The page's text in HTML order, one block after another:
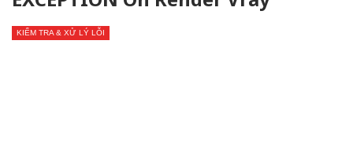
KIỂM TRA & XỬ LÝ LỖI